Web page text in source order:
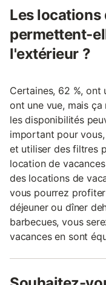
Les locations
permettent-
l'extérieur ?
Certaines, 62 %, ont
ont une vue, mais
les disponibilités
important pour
et utiliser des filtres
location de
des locations de
vous pourrez
déjeuner ou dîner
barbecues, vous
vacances en sont